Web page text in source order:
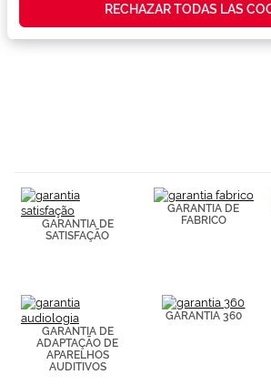
contenidos
personalizados
Puedes
consultar más
información en
nuestra
RECHAZAR TODAS LAS
Serviços exclusivos
GARANTIA DE
SATISFAÇÃO
GARANTIA DE
FABRICO
GARANTIA DE
ADAPTAÇÃO DE
APARELHOS
AUDITIVOS
GARANTIA 360